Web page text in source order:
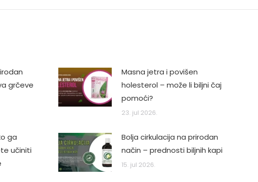
grčeve
Masna jetra i povišen
holesterol – može li biljni čaj
pomoći?
23. jul 2026.
ga
učiniti
Bolja cirkulacija na prirodan
način – prednosti biljnih kapi
15. jul 2026.